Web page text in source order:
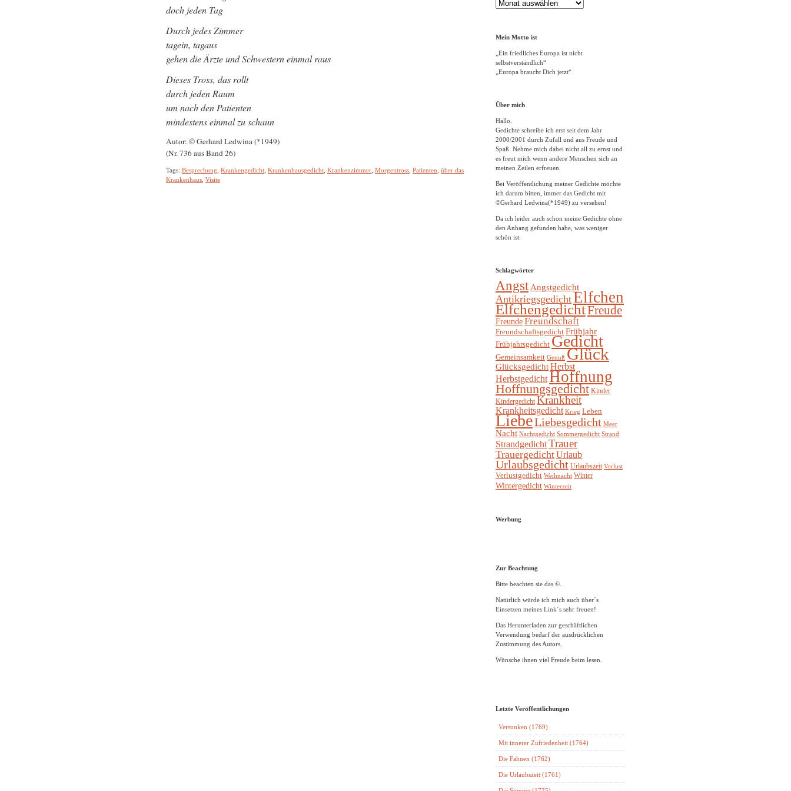
doch jeden Tag
Durch jedes Zimmer
tagein, tagaus
gehen die Ärzte und Schwestern einmal raus
Dieses Tross, das rollt
durch jeden Raum
um nach den Patienten
mindestens einmal zu schaun
Autor: © Gerhard Ledwina (*1949)
(Nr. 736 aus Band 26)
Tags: Besprechung Krankengedicht Krankenhausgedicht Krankenzimmer Morgentross Patienten über das
Krankenhaus Visite
Gedichte
Archiv
Mein Motto ist
„Ein friedliches Europa ist nicht
selbstverständlich“
„Europa braucht Dich jetzt“
Über mich
Hallo.
Gedichte schreibe ich erst seit dem Jahr
2000/2001 durch Zufall und aus Freude und
Spaß. Nehme mich dabei nicht all zu ernst und
es freut mich wenn andere Menschen sich an
meinen Zeilen erfreuen.
Bei Veröffentlichung meiner Gedichte möchte
ich darum bitten, immer das Gedicht mit
©Gerhard Ledwina(*1949) zu versehen!
Da ich leider auch schon meine Gedichte ohne
den Anhang gefunden habe, was weniger
schön ist.
Schlagwörter
Angst Angstgedicht
AntikriegsgedichtElfchen
ElfchengedichtFreude
FreundeFreundschaft
Freundschaftsgedicht Frühjahr
Frühjahrsgedicht Gedicht
Gemeinsamkeit Genuß Glück
GlücksgedichtHerbst
HerbstgedichtHoffnung
Hoffnungsgedicht Kinder
Kindergedicht Krankheit
Krankheitsgedicht Krieg Leben
LiebeLiebesgedicht Meer
Nacht Nachtgedicht Sommergedicht Strand
StrandgedichtTrauer
TrauergedichtUrlaub
Urlaubsgedicht Urlaubszeit Verlust
Verlustgedicht Weihnacht Winter
Wintergedicht Winterzeit
Werbung
Zur Beachtung
Bitte beachten sie das ©.
Natürlich würde ich mich auch über´s
Einsetzen meines Link´s sehr freuen!
Das Herunterladen zur geschäftlichen
Verwendung bedarf der ausdrücklichen
Zustimmung des Autors.
Wünsche ihnen viel Freude beim lesen.
Letzte Veröffentlichungen
Versunken (1769)
Mit innerer Zufriedenheit (1764)
Die Fahnen (1762)
Die Urlaubszeit (1761)